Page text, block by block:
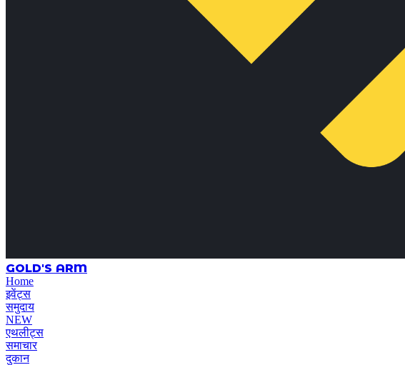
GOLD'S ARM
Home
इवेंट्स
समुदाय
NEW
एथलीट्स
समाचार
दुकान